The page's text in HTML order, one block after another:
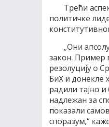
Трећи
политичке
„Они
закон. Пример
резолуцију о
БиХ и донекле
радили тајно и
надлежан за
показали
споразум,“